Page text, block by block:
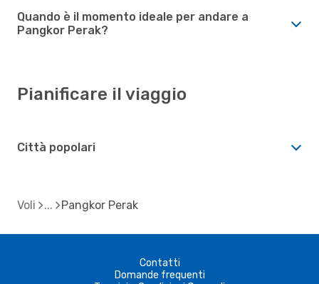
Quando è il momento ideale per andare a
Pangkor Perak?
Pianificare il viaggio
Città popolari
Voli Pangkor Perak
Contatti
Domande frequenti